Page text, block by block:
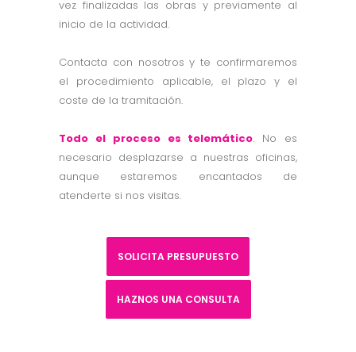
vez finalizadas las obras y previamente al
inicio de la actividad.
Contacta con nosotros y te confirmaremos
el procedimiento aplicable, el plazo y el
coste de la tramitación.
Todo el proceso es telemático. No es
necesario desplazarse a nuestras oficinas,
aunque estaremos encantados de
atenderte si nos visitas.
SOLICITA PRESUPUESTO
HAZNOS UNA CONSULTA